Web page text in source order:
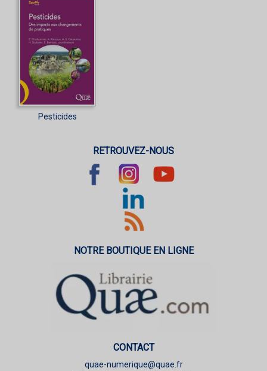
Pesticides
RETROUVEZ-NOUS
NOTRE BOUTIQUE EN LIGNE
CONTACT
quae-numerique@quae.fr